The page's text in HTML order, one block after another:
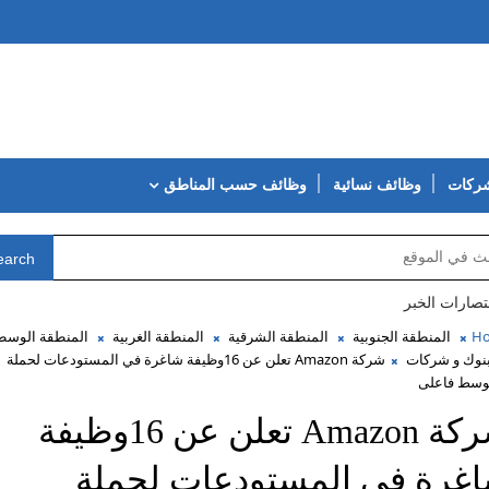
وظائف نسائية وظائف حسب المناطق
الخبر
المنطقة الجنوبية المنطقة الشرقية المنطقة الغربية
المنطقة
و شركات
شركة Amazon تعلن عن 16وظيفة شاغرة في المستودعات لحملة
فاعلى
شركة Amazon تعلن عن 16وظيفة
في المستودعات لحملة